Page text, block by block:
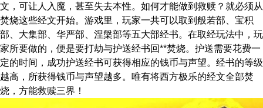
文，可让人入魔，甚至失去本性。如何才能做到救赎？就必须从
焚烧这些经文开始。游戏里，玩家一共可以取到般若部、宝积
部、大集部、华严部、涅槃部等五大部经书。在取经玩法中，玩
家所要做的，便是要打劫与护送经书回**焚烧。护送需要花费一
定的时间，成功护送经书可获得相应的钱币与声望。经书的等级
越高，所获得钱币与声望越多。唯有将西方极乐的经文全部焚
烧，方能救赎三界！